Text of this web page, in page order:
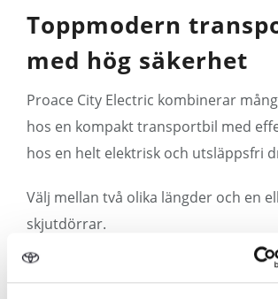
Toppmodern
med hög säkerhet
Proace City Electric kombinerar
hos en kompakt transportbil med
hos en helt elektrisk och utsläppsfri
Välj mellan två olika längder och en
skjutdörrar.